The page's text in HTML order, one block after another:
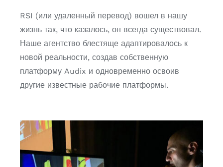
RSI (или удаленный перевод) вошел в нашу
жизнь так, что казалось, он всегда существовал.
Наше агентство блестяще адаптировалось к
новой реальности, создав собственную
платформу Audix и одновременно освоив
другие известные рабочие платформы.